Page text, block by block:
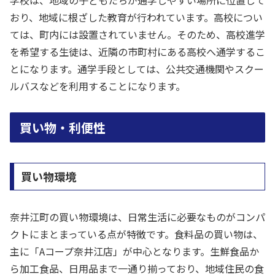
おり、地域に根ざした教育が行われています。高校につい
ては、町内には設置されていません。そのため、高校進学
を希望する生徒は、近隣の市町村にある高校へ通学するこ
とになります。通学手段としては、公共交通機関やスクー
ルバスなどを利用することになります。
買い物・利便性
買い物環境
奈井江町の買い物環境は、日常生活に必要なものがコンパ
クトにまとまっている点が特徴です。食料品の買い物は、
主に「Aコープ奈井江店」が中心となります。生鮮食品か
ら加工食品、日用品まで一通り揃っており、地域住民の食